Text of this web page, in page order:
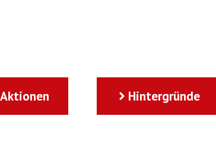
Aktionen Hintergründe